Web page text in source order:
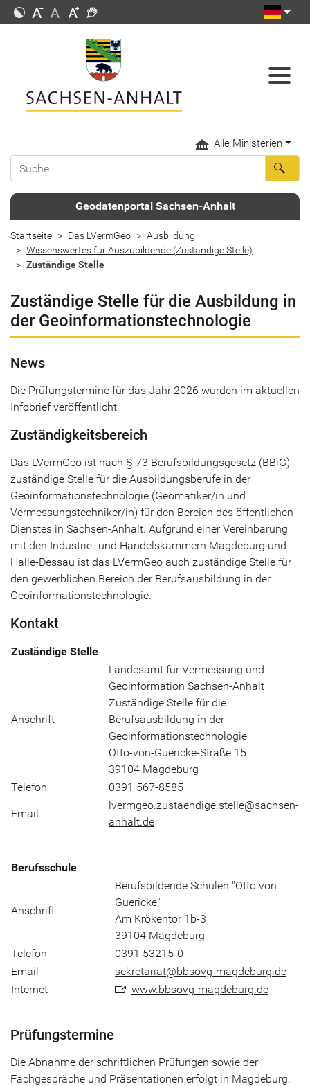
Alle Ministerien
Geodatenportal Sachsen-Anhalt
Startseite Das LVermGeo
Ausbildung
Wissenswertes für Auszubildende (Zuständige Stelle)
Zuständige Stelle
Zuständige Stelle für die Ausbildung in
der Geoinformationstechnologie
News
Die Prüfungstermine für das Jahr 2026 wurden im aktuellen
Infobrief veröffentlicht.
Zuständigkeitsbereich
Das LVermGeo ist nach § 73 Berufsbildungsgesetz (BBiG)
zuständige Stelle für die Ausbildungsberufe in der
Geoinformationstechnologie (Geomatiker/in und
Vermessungstechniker/in) für den Bereich des öffentlichen
Dienstes in Sachsen-Anhalt. Aufgrund einer Vereinbarung
mit den Industrie- und Handelskammern Magdeburg und
Halle-Dessau ist das LVermGeo auch zuständige Stelle für
den gewerblichen Bereich der Berufsausbildung in der
Geoinformationstechnologie.
Kontakt
Zuständige Stelle
Anschrift
Landesamt für Vermessung und
Geoinformation Sachsen-Anhalt
Zuständige Stelle für die
Berufsausbildung in der
Geoinformationstechnologie
Otto-von-Guericke-Straße 15
39104 Magdeburg
Telefon
0391 567-8585
Email
lvermgeo.zustaendige.stelle@sachsen-
anhalt.de
Berufsschule
Anschrift
Berufsbildende Schulen "Otto von
Guericke"
Am Krökentor 1b-3
39104 Magdeburg
Telefon
0391 53215-0
Email
sekretariat@bbsovg-magdeburg.de
Internet
www.bbsovg-magdeburg.de
Prüfungstermine
Die Abnahme der schriftlichen Prüfungen sowie der
Fachgespräche und Präsentationen erfolgt in Magdeburg.